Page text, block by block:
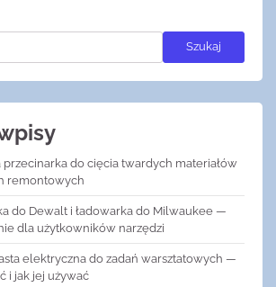
Szukaj
przecinarka do cięcia twardych materiałów
remontowych
do Dewalt i ładowarka do Milwaukee —
dla użytkowników narzędzi
elektryczna do zadań warsztatowych —
i jak jej używać